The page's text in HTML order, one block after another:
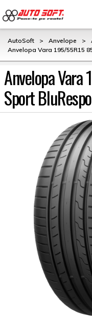
AutoSoft > Anvelope >
Anvelopa Vara 195/55R15
Anvelopa
Sport